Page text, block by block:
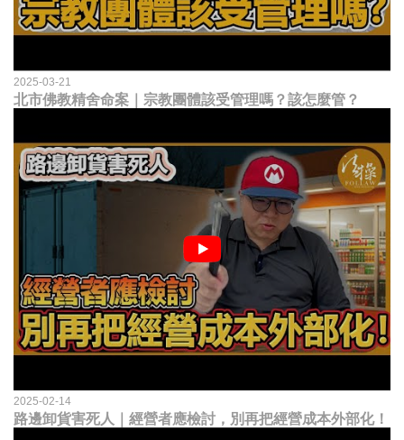
2025-03-21
北市佛教精舍命案｜宗教團體該受管理嗎？該怎麼管？
2025-02-14
路邊卸貨害死人｜經營者應檢討，別再把經營成本外部化！